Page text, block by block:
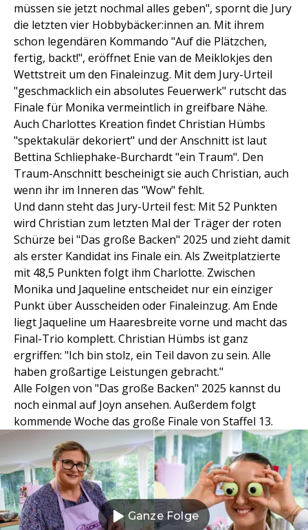
müssen sie jetzt nochmal alles geben", spornt die Jury
die letzten vier Hobbybäcker:innen an. Mit ihrem
schon legendären Kommando "Auf die Plätzchen,
fertig, backt!", eröffnet Enie van de Meiklokjes den
Wettstreit um den Finaleinzug. Mit dem Jury-Urteil
"geschmacklich ein absolutes Feuerwerk" rutscht das
Finale für Monika vermeintlich in greifbare Nähe.
Auch Charlottes Kreation findet Christian Hümbs
"spektakulär dekoriert" und der Anschnitt ist laut
Bettina Schliephake-Burchardt "ein Traum". Den
Traum-Anschnitt bescheinigt sie auch Christian, auch
wenn ihr im Inneren das "Wow" fehlt.
Und dann steht das Jury-Urteil fest: Mit 52 Punkten
wird Christian zum letzten Mal der Träger der roten
Schürze bei "Das große Backen" 2025 und zieht damit
als erster Kandidat ins Finale ein. Als Zweitplatzierte
mit 48,5 Punkten folgt ihm Charlotte. Zwischen
Monika und Jaqueline entscheidet nur ein einziger
Punkt über Ausscheiden oder Finaleinzug. Am Ende
liegt Jaqueline um Haaresbreite vorne und macht das
Final-Trio komplett. Christian Hümbs ist ganz
ergriffen: "Ich bin stolz, ein Teil davon zu sein. Alle
haben großartige Leistungen gebracht."
Alle Folgen von "Das große Backen" 2025 kannst du
noch einmal auf Joyn ansehen. Außerdem folgt
kommende Woche das große Finale von Staffel 13.
Ganze Folge